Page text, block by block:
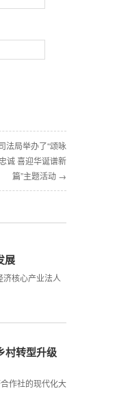
法局举办了“颂咏
诚 喜迎华诞谱新
篇”主题活动 →
展
核心产业法人
村转型升级
作社的现代化大